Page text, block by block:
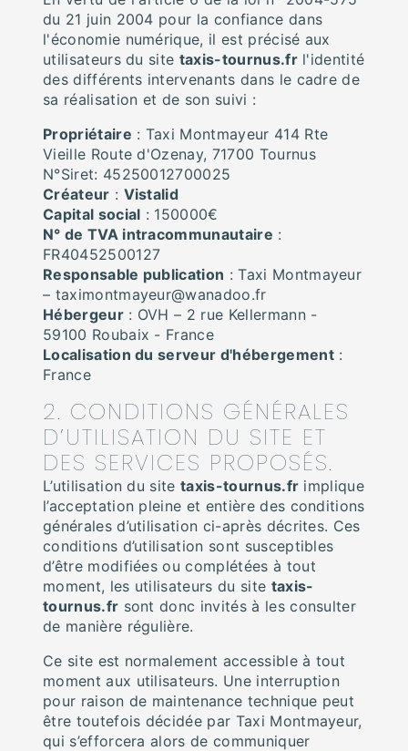
du 21 juin 2004 pour la confiance dans
l'économie numérique, il est précisé aux
utilisateurs du site taxis-tournus.frl'identité
des différents intervenants dans le cadre de
sa réalisation et de son suivi :
Propriétaire : Taxi Montmayeur 414 Rte
Vieille Route d'Ozenay, 71700 Tournus
N°Siret: 45250012700025
Créateur : Vistalid
Capital social : 150000€
N° de TVA intracommunautaire :
FR40452500127
Responsable publication : Taxi Montmayeur
– taximontmayeur@wanadoo.fr
Hébergeur: OVH – 2 rue Kellermann -
59100 Roubaix - France
Localisation du serveur d'hébergement:
France
2. CONDITIONS GÉNÉRALES
D’UTILISATION DU SITE ET
DES SERVICES PROPOSÉS.
L’utilisation du sitetaxis-tournus.fr implique
l’acceptation pleine et entière des conditions
générales d’utilisation ci-après décrites. Ces
conditions d’utilisation sont susceptibles
d’être modifiées ou complétées à tout
moment, les utilisateurs du site taxis-
tournus.fr sont donc invités à les consulter
de manière régulière.
Ce site est normalement accessible à tout
moment aux utilisateurs. Une interruption
pour raison de maintenance technique peut
être toutefois décidée par Taxi Montmayeur,
qui s’efforcera alors de communiquer